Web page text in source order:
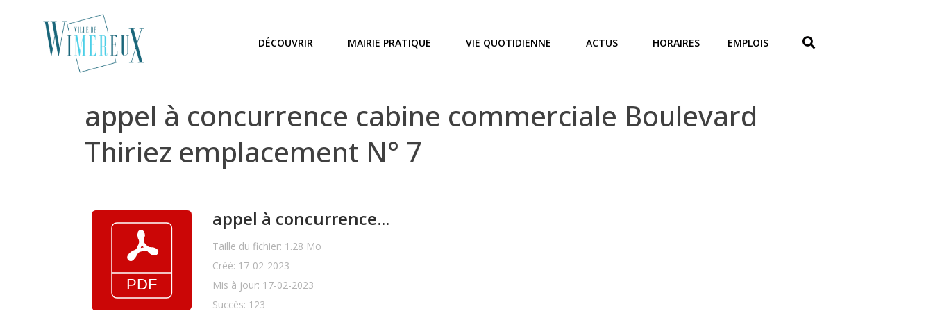
DÉCOUVRIR MAIRIE PRATIQUE VIE QUOTIDIENNE ACTUS HORAIRES EMPLOIS
appel à concurrence cabine commerciale Boulevard
Thiriez emplacement N° 7
appel à concurrence...
Taille du fichier: 1.28 Mo
Créé: 17-02-2023
Mis à jour: 17-02-2023
Succès: 123